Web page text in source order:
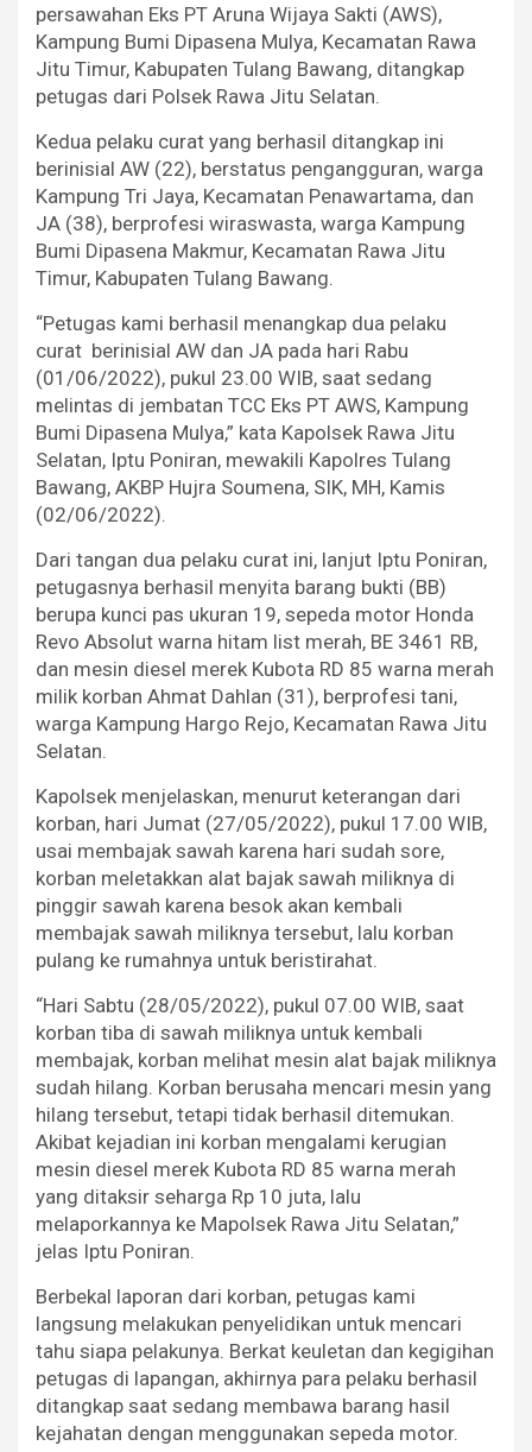
persawahan Eks PT Aruna Wijaya Sakti (AWS),
Kampung Bumi Dipasena Mulya, Kecamatan Rawa
Jitu Timur, Kabupaten Tulang Bawang, ditangkap
petugas dari Polsek Rawa Jitu Selatan.
Kedua pelaku curat yang berhasil ditangkap ini
berinisial AW (22), berstatus pengangguran, warga
Kampung Tri Jaya, Kecamatan Penawartama, dan
JA (38), berprofesi wiraswasta, warga Kampung
Bumi Dipasena Makmur, Kecamatan Rawa Jitu
Timur, Kabupaten Tulang Bawang.
“Petugas kami berhasil menangkap dua pelaku
curat berinisial AW dan JA pada hari Rabu
(01/06/2022), pukul 23.00 WIB, saat sedang
melintas di jembatan TCC Eks PT AWS, Kampung
Bumi Dipasena Mulya,” kata Kapolsek Rawa Jitu
Selatan, Iptu Poniran, mewakili Kapolres Tulang
Bawang, AKBP Hujra Soumena, SIK, MH, Kamis
(02/06/2022).
Dari tangan dua pelaku curat ini, lanjut Iptu Poniran,
petugasnya berhasil menyita barang bukti (BB)
berupa kunci pas ukuran 19, sepeda motor Honda
Revo Absolut warna hitam list merah, BE 3461 RB,
dan mesin diesel merek Kubota RD 85 warna merah
milik korban Ahmat Dahlan (31), berprofesi tani,
warga Kampung Hargo Rejo, Kecamatan Rawa Jitu
Selatan.
Kapolsek menjelaskan, menurut keterangan dari
korban, hari Jumat (27/05/2022), pukul 17.00 WIB,
usai membajak sawah karena hari sudah sore,
korban meletakkan alat bajak sawah miliknya di
pinggir sawah karena besok akan kembali
membajak sawah miliknya tersebut, lalu korban
pulang ke rumahnya untuk beristirahat.
“Hari Sabtu (28/05/2022), pukul 07.00 WIB, saat
korban tiba di sawah miliknya untuk kembali
membajak, korban melihat mesin alat bajak miliknya
sudah hilang. Korban berusaha mencari mesin yang
hilang tersebut, tetapi tidak berhasil ditemukan.
Akibat kejadian ini korban mengalami kerugian
mesin diesel merek Kubota RD 85 warna merah
yang ditaksir seharga Rp 10 juta, lalu
melaporkannya ke Mapolsek Rawa Jitu Selatan,”
jelas Iptu Poniran.
Berbekal laporan dari korban, petugas kami
langsung melakukan penyelidikan untuk mencari
tahu siapa pelakunya. Berkat keuletan dan kegigihan
petugas di lapangan, akhirnya para pelaku berhasil
ditangkap saat sedang membawa barang hasil
kejahatan dengan menggunakan sepeda motor.